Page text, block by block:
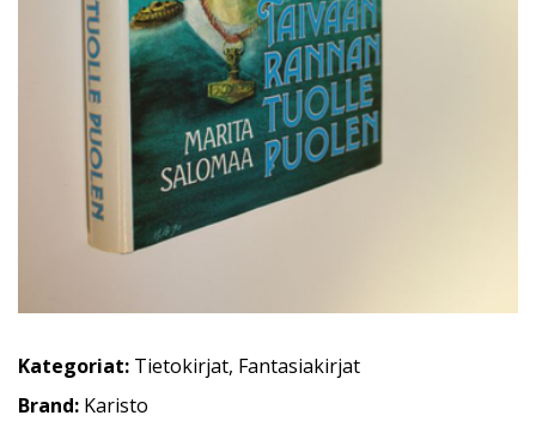
Kategoriat: Tietokirjat, Fantasiakirjat
Brand: Karisto